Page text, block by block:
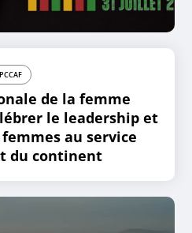
de la femme
le leadership et
au service
du continent